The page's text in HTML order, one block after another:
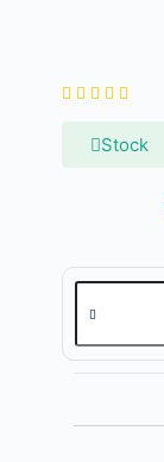
    
Stock